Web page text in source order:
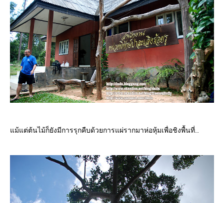
ม้แต่ต้นไม้ก็ยังมีการรุกคืบด้วยการแผ่รากมาห่อหุ้มเพื่อชิงพื้นที่..